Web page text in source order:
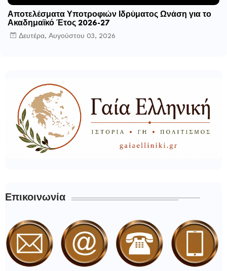
Αποτελέσματα Υποτροφιών Ιδρύματος Ωνάση για το
Ακαδημαϊκό Έτος 2026-27
Δευτέρα, Αυγούστου 03, 2026
Επικοινωνία